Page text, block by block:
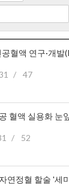
공혈액 연구·개
47
혈액 실용화 눈
52
연정혈 할술 '세